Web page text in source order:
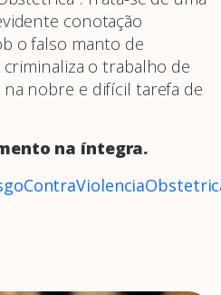
conotação
o falso manto de
o trabalho de
nobre e difícil tarefa de
na íntegra.